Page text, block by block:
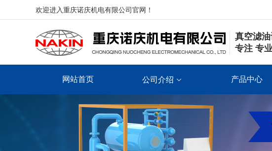
欢迎进入重庆诺庆机电有限公司官网！
真空滤
专注 专
网站首页 公司介绍 产品中心